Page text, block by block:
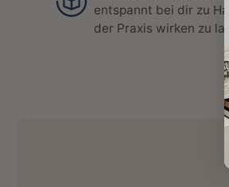
entspannt bei dir zu
der Praxis wirken zu